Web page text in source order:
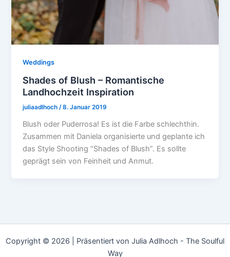
Weddings
Shades of Blush – Romantische
Landhochzeit Inspiration
juliaadlhoch/8. Januar 2019
Blush oder Puderrosa! Es ist die Farbe schlechthin.
Zusammen mit Daniela organisierte und geplante ich
das Style Shooting “Shades of Blush”. Es sollte
geprägt sein von Feinheit und Anmut.
Copyright © 2026 | Präsentiert von Julia Adlhoch - The Soulful
Way